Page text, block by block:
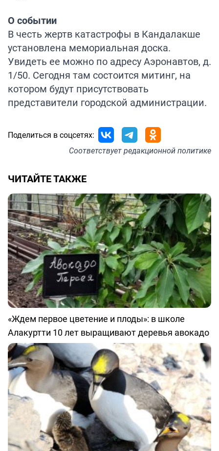
О событии
В честь жертв катастрофы в Кандалакше
установлена мемориальная доска.
Увидеть ее можно по адресу Аэронавтов, д.
1/50. Сегодня там состоится митинг, на
котором будут присутствовать
представители городской администрации.
Поделиться в соцсетях:
Соответствуетредакционной политике
ЧИТАЙТЕ ТАКЖЕ
«Ждем первое цветение и плоды»: в школе
Алакуртти 10 лет выращивают деревья авокадо